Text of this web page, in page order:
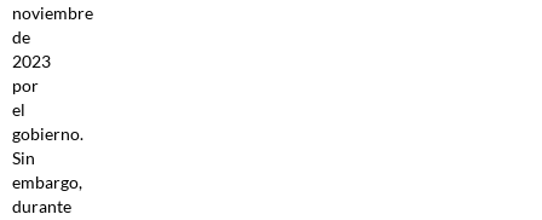
noviembre
de
2023
por
el
gobierno.
Sin
embargo,
durante